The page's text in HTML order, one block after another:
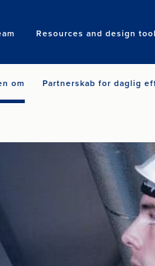
Resources and design
Search
om Partnerskab for daglig